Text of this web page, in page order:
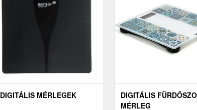
DIGITÁLIS MÉRLEGEK
DIGITÁLIS
MÉRLEG